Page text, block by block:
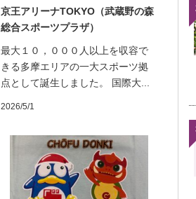
京王アリーナTOKYO（武蔵野の森
総合スポーツプラザ）
最大１０，０００人以上を収容で
きる多摩エリアの一大スポーツ拠
点として誕生しました。 国際大...
2026/5/1